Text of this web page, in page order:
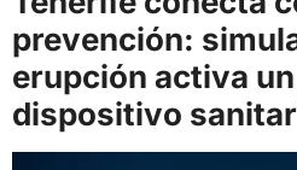
prevención:
erupción activa
dispositivo